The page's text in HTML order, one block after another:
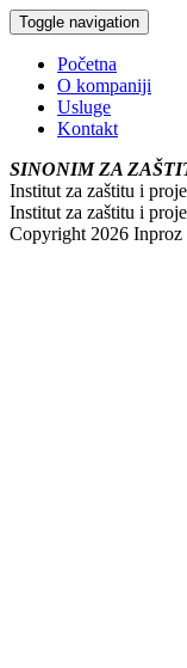
Toggle navigation
Početna
O kompaniji
Usluge
Kontakt
SINONIM ZA
Institut za zaštitu i
Institut za zaštitu i
Copyright 2026 Inproz